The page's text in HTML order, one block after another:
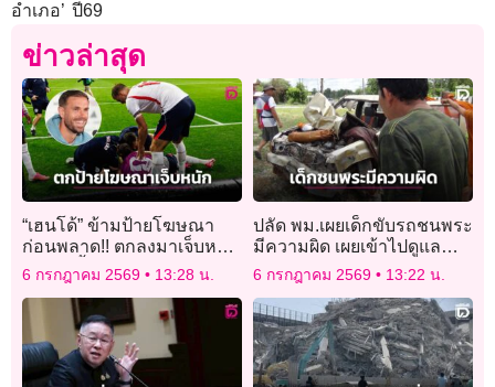
อำเภอ’ ปี69
ข่าวล่าสุด
“เฮนโด้” ข้ามป้ายโฆษณา
ก่อนพลาด!! ตกลงมาเจ็บหนัก
อาจถึงขั้นข้อมือหัก
6 กรกฎาคม 2569 13:28 น.
ปลัด พม.เผยเด็กขับรถชนพระ
มีความผิด เผยเข้าไปดูแล
ครอบครัว
6 กรกฎาคม 2569 13:22 น.